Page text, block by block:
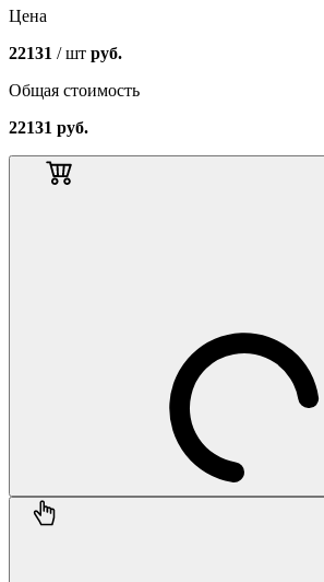
Цена
22131 / шт руб.
Общая стоимость
22131 руб.